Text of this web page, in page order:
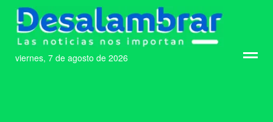
viernes, 7 de agosto de 2026